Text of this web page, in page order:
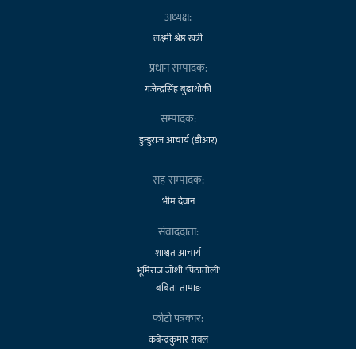
अध्यक्ष:
लक्ष्मी श्रेष्ठ खत्री
प्रधान सम्पादक:
गजेन्द्रसिंह बुढाथोकी
सम्पादक:
डुन्डुराज आचार्य (डीआर)
सह-सम्पादक:
भीम देवान
संवाददाता:
शाश्वत आचार्य
भूमिराज जोशी 'पिठातोली'
बबिता तामाङ
फोटो पत्रकार:
कबेन्द्रकुमार रावल